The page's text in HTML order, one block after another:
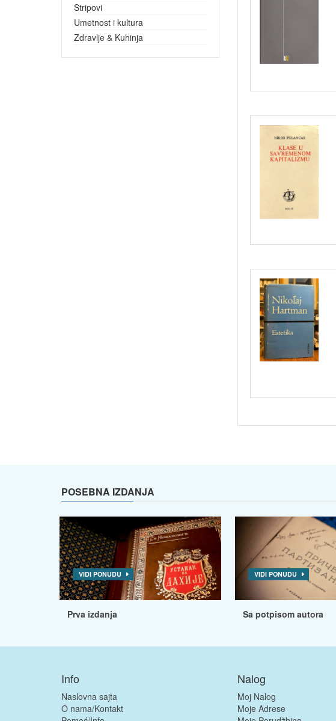
Stripovi
Umetnost i kultura
Zdravlje & Kuhinja
POSEBNA IZDANJA
VIDI PONUDU
Prva izdanja
VIDI PONUDU
Sa potpisom autora
Info
Naslovna sajta
O nama/Kontakt
Nalog
Moj Nalog
Moje Adrese